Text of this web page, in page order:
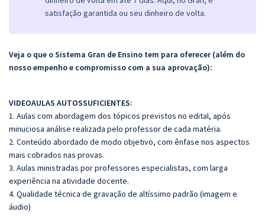
satisfação garantida ou seu dinheiro de volta.
Veja o que o Sistema Gran de Ensino tem para oferecer (além do
nosso empenho e compromisso com a sua aprovação):
VIDEOAULAS AUTOSSUFICIENTES:
1. Aulas com abordagem dos tópicos previstos no edital, após
minuciosa análise realizada pelo professor de cada matéria.
2. Conteúdo abordado de modo objetivo, com ênfase nos aspectos
mais cobrados nas provas.
3. Aulas ministradas por professores especialistas, com larga
experiência na atividade docente.
4. Qualidade técnica de gravação de altíssimo padrão (imagem e
áudio)